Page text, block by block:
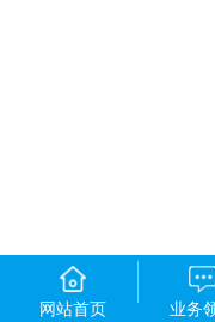
网站首页 业务